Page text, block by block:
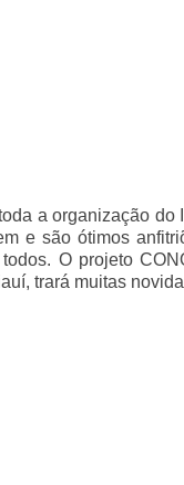
a organização
e são ótimos
O projeto
trará muitas